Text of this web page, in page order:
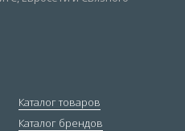
Каталог товаров
Каталог брендов